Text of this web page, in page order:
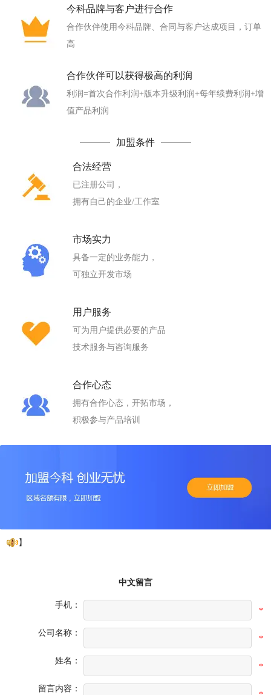
今科品牌与客户进行合作
合作伙伴使用今科品牌、合同与客户达成项目，订单
高
合作伙伴可以获得极高的利润
利润=首次合作利润+版本升级利润+每年续费利润+增
值产品利润
加盟条件
合法经营
已注册公司，
拥有自己的企业/工作室
市场实力
具备一定的业务能力，
可独立开发市场
用户服务
可为用户提供必要的产品
技术服务与咨询服务
合作心态
拥有合作心态，开拓市场，
积极参与产品培训
中文留言
手机：
*
公司名称：
*
姓名：
*
留言内容：